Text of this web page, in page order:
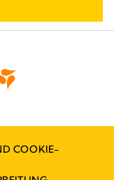
COOKIE-